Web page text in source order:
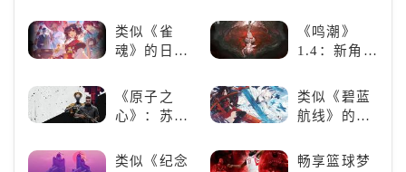
丘》
“刚”？
类似《雀
魂》的日系
好看的ACG
看板娘们等
着你！
《鸣潮》
1.4：新角
情，全新冒
险体验！
《原子之
心》：苏联
游戏盛宴与
类似《碧蓝
航线》的养
养成你的梦
类似《纪念
畅享篮球梦